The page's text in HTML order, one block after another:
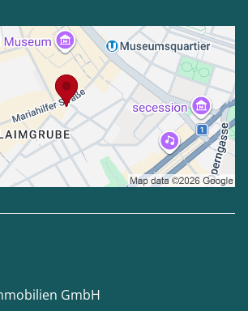
GmbH